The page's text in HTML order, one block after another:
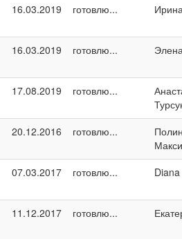
16.03.2019 готовлю...
16.03.2019 готовлю...
17.08.2019 готовлю...
20.12.2016 готовлю...
07.03.2017 готовлю... Diana
11.12.2017 готовлю...